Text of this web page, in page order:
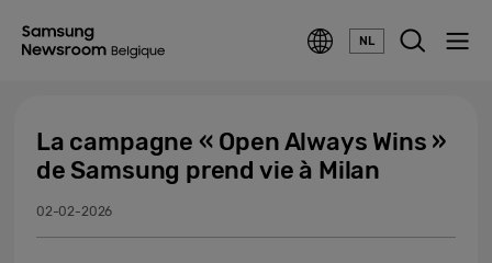
NL
La campagne « Open Always Wins »
de Samsung prend vie à Milan
02-02-2026